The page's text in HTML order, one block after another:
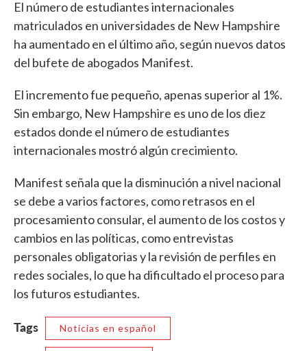
El número de estudiantes internacionales
matriculados en universidades de New Hampshire
ha aumentado en el último año, según nuevos datos
del bufete de abogados Manifest.
El incremento fue pequeño, apenas superior al 1%.
Sin embargo, New Hampshire es uno de los diez
estados donde el número de estudiantes
internacionales mostró algún crecimiento.
Manifest señala que la disminución a nivel nacional
se debe a varios factores, como retrasos en el
procesamiento consular, el aumento de los costos y
cambios en las políticas, como entrevistas
personales obligatorias y la revisión de perfiles en
redes sociales, lo que ha dificultado el proceso para
los futuros estudiantes.
Tags Noticias en español